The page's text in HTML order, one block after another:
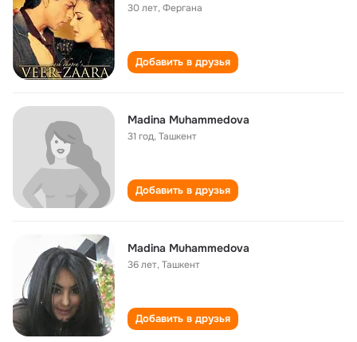
30 лет,Фергана
Добавить в друзья
Madina Muhammedova
31 год,Ташкент
Добавить в друзья
Madina Muhammedova
36 лет,Ташкент
Добавить в друзья